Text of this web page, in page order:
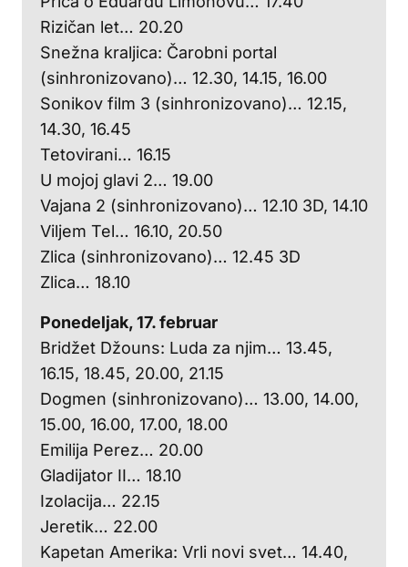
Rizičan let… 20.20
Snežna kraljica: Čarobni portal
(sinhronizovano)… 12.30, 14.15, 16.00
Sonikov film 3 (sinhronizovano)… 12.15,
14.30, 16.45
Tetovirani… 16.15
U mojoj glavi 2… 19.00
Vajana 2 (sinhronizovano)… 12.10 3D, 14.10
Viljem Tel… 16.10, 20.50
Zlica (sinhronizovano)… 12.45 3D
Zlica… 18.10
Ponedeljak, 17. februar
Bridžet Džouns: Luda za njim… 13.45,
16.15, 18.45, 20.00, 21.15
Dogmen (sinhronizovano)… 13.00, 14.00,
15.00, 16.00, 17.00, 18.00
Emilija Perez… 20.00
Gladijator II… 18.10
Izolacija… 22.15
Jeretik… 22.00
Kapetan Amerika: Vrli novi svet… 14.40,